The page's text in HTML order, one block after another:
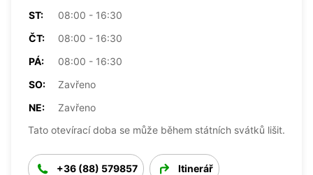
ST:
08:00 - 16:30
ČT:
08:00 - 16:30
PÁ:
08:00 - 16:30
SO:
Zavřeno
NE:
Zavřeno
Tato otevírací doba se může během státních svátků lišit.
+36 (88) 579857 Itinerář